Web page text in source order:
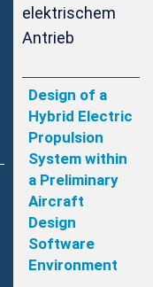
elektrischem
Antrieb
Design of a
Hybrid Electric
Propulsion
System within
a Preliminary
Aircraft
Design
Software
Environment